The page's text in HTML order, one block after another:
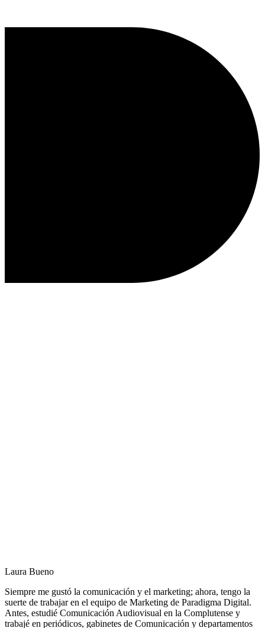
Laura Bueno
Siempre me gustó la comunicación y el marketing; ahora, tengo la
suerte de trabajar en el equipo de Marketing de Paradigma Digital.
Antes, estudié Comunicación Audiovisual en la Complutense y
trabajé en periódicos, gabinetes de Comunicación y departamentos